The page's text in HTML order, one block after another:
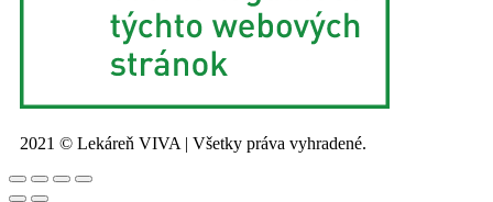
2021 © Lekáreň VIVA | Všetky práva vyhradené.